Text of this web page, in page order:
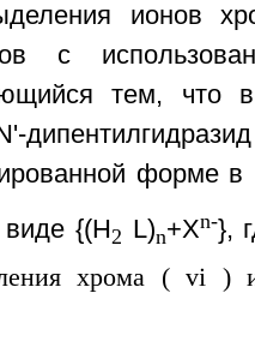
ионов
с
тем, что в
форме
{(H 2 L)n+Xn-},